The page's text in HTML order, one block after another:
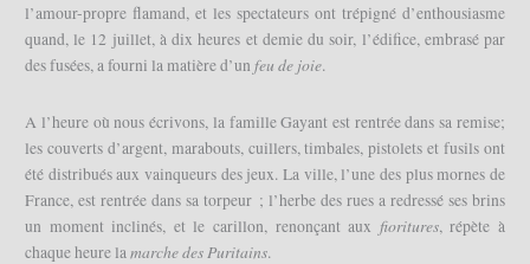
l’amour-propre flamand, et les spectateurs ont trépigné d’enthousiasme
quand, le 12 juillet, à dix heures et demie du soir, l’édifice, embrasé par
des fusées, a fourni la matière d’unfeu de joie.
A l’heure où nous écrivons, la famille Gayant est rentrée dans sa remise;
les couverts d’argent, marabouts, cuillers, timbales, pistolets et fusils ont
été distribués aux vainqueurs des jeux. La ville, l’une des plus mornes de
France, est rentrée dans sa torpeur ; l’herbe des rues a redressé ses brins
un moment inclinés, et le carillon, renonçant aux fioritures, répète à
chaque heure lamarche des Puritains.